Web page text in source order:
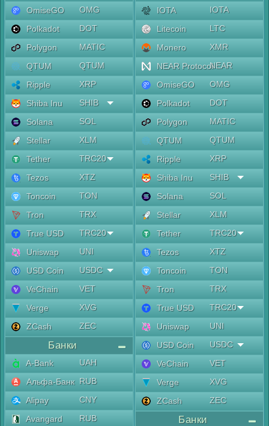
OmiseGO
OMG
Polkadot
DOT
Polygon
MATIC
QTUM
QTUM
Ripple
XRP
Shiba Inu
SHIB
Solana
SOL
Stellar
XLM
Tether
TRC20
Tezos
XTZ
Toncoin
TON
Tron
TRX
True USD
TRC20
Uniswap
UNI
USD Coin
USDC
VeChain
VET
Verge
XVG
ZCash
ZEC
Банки
A-Bank
UAH
Альфа-Банк RUB
Alipay
CNY
Avangard
RUB
IOTA
IOTA
Litecoin
LTC
Monero
XMR
NEAR ProtocolNEAR
OmiseGO
OMG
Polkadot
DOT
Polygon
MATIC
QTUM
QTUM
Ripple
XRP
Shiba Inu
SHIB
Solana
SOL
Stellar
XLM
Tether
TRC20
Tezos
XTZ
Toncoin
TON
Tron
TRX
True USD
TRC20
Uniswap
UNI
USD Coin
USDC
VeChain
VET
Verge
XVG
ZCash
ZEC
Банки